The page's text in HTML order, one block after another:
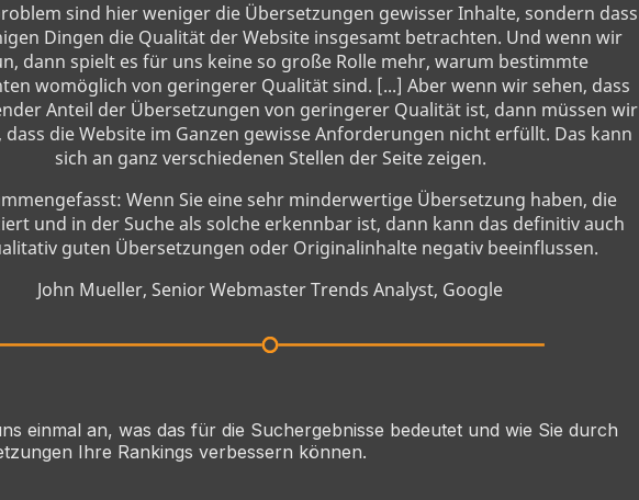
sind hier weniger die Übersetzungen gewisser Inhalte, sondern dass
Dingen die Qualität der Website insgesamt betrachten. Und wenn wir
dann spielt es für uns keine so große Rolle mehr, warum bestimmte
womöglich von geringerer Qualität sind. [...] Aber wenn wir sehen, dass
Anteil der Übersetzungen von geringerer Qualität ist, dann müssen wir
dass die Website im Ganzen gewisse Anforderungen nicht erfüllt. Das kann
sich an ganz verschiedenen Stellen der Seite zeigen.
Wenn Sie eine sehr minderwertige Übersetzung haben, die
und in der Suche als solche erkennbar ist, dann kann das definitiv auch
guten Übersetzungen oder Originalinhalte negativ beeinflussen.
John Mueller, Senior Webmaster Trends Analyst, Google
einmal an, was das für die Suchergebnisse bedeutet und wie Sie durch
Ihre Rankings verbessern können.